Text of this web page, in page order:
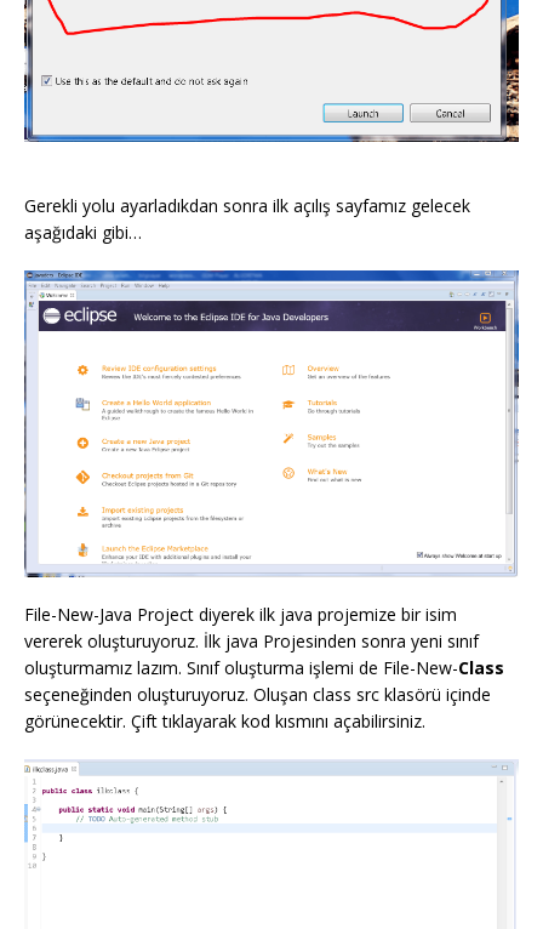
Gerekli yolu ayarladıkdan sonra ilk açılış sayfamız gelecek
aşağıdaki gibi…
File-New-Java Project diyerek ilk java projemize bir isim
vererek oluşturuyoruz. İlk java Projesinden sonra yeni sınıf
oluşturmamız lazım. Sınıf oluşturma işlemi de File-New-Class
seçeneğinden oluşturuyoruz. Oluşan class src klasörü içinde
görünecektir. Çift tıklayarak kod kısmını açabilirsiniz.